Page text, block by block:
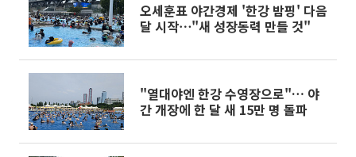
오세훈표 야간경제 '한강 밤핑' 다음
달 시작⋯"새 성장동력 만들 것"
"열대야엔 한강 수영장으로"… 야
간 개장에 한 달 새 15만 명 돌파